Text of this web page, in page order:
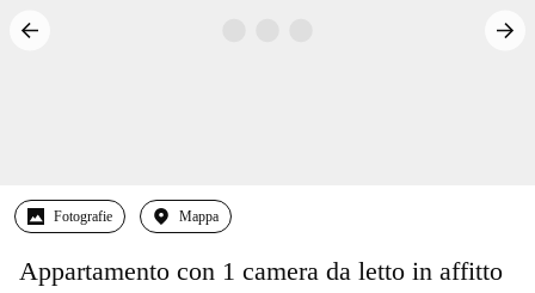
Fotografie Mappa
Appartamento con 1 camera da letto in affitto